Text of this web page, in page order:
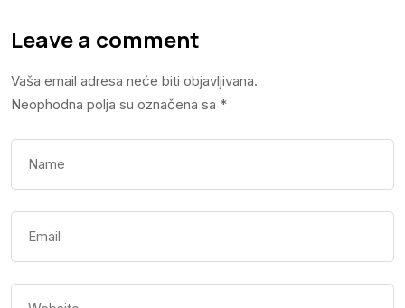
Leave a comment
Vaša email adresa neće biti objavljivana.
Neophodna polja su označena sa *